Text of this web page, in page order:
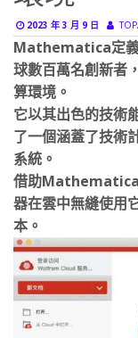
2023 年 3 月 9 日
Mathematica定義
球數百萬名創新者
算環境。
它以其出色的技術
了一個涵蓋了技術
系統。
借助Mathematica
器在雲中無縫使用
本。